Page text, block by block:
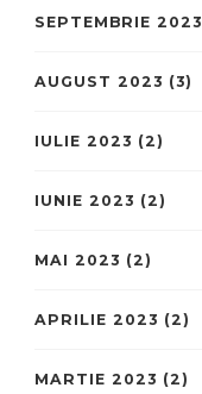
SEPTEMBRIE 2023
AUGUST 2023 (3)
IULIE 2023 (2)
IUNIE 2023 (2)
MAI 2023 (2)
APRILIE 2023 (2)
MARTIE 2023 (2)